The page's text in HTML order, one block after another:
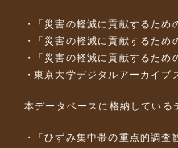
「災害の軽減に貢献するた
「災害の軽減に貢献するた
「災害の軽減に貢献するた
東京大学デジタルアーカイブ
本データベースに格納してい
「ひずみ集中帯の重点的調